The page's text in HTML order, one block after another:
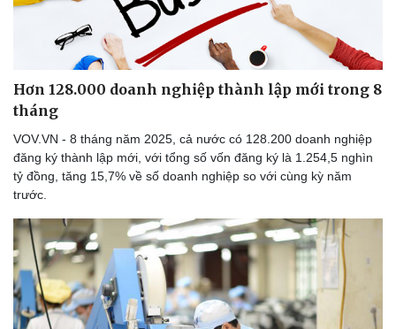
Hơn 128.000 doanh nghiệp thành lập mới trong 8
tháng
VOV.VN - 8 tháng năm 2025, cả nước có 128.200 doanh nghiệp
đăng ký thành lập mới, với tổng số vốn đăng ký là 1.254,5 nghìn
tỷ đồng, tăng 15,7% về số doanh nghiệp so với cùng kỳ năm
trước.